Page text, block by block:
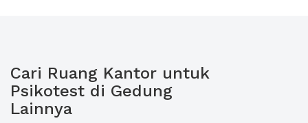
Cari Ruang Kantor untuk
Psikotest di Gedung
Lainnya